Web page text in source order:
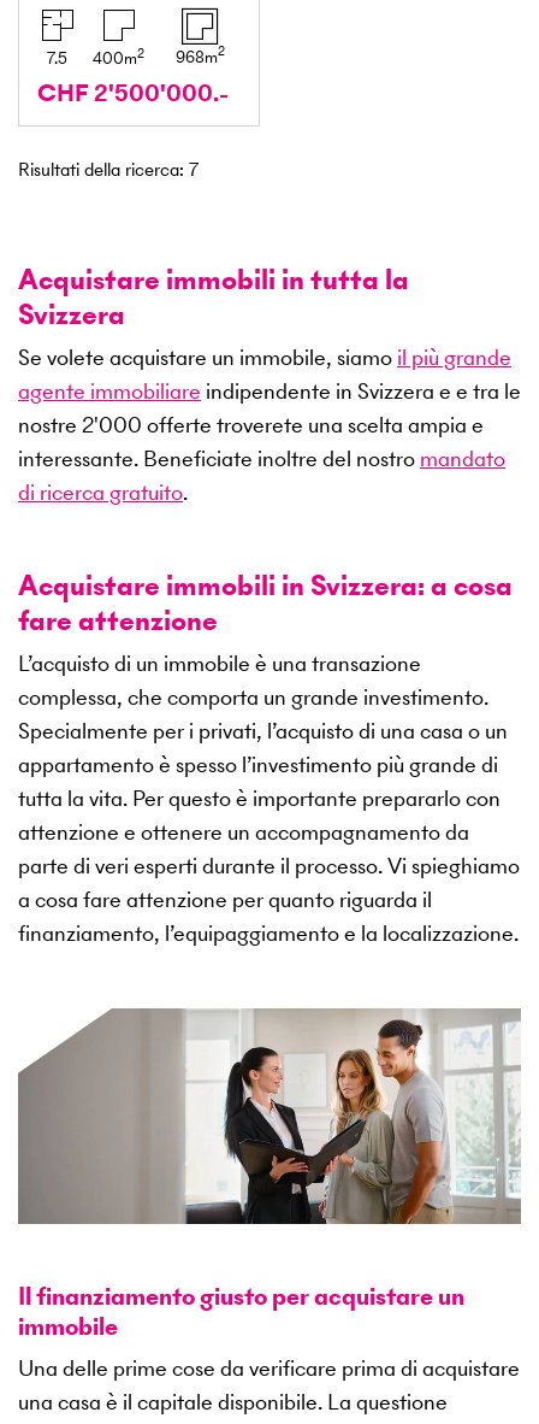
7.5 400m2 968m2
CHF 2'500'000.-
Risultati della ricerca: 7
Acquistare immobili in tutta la
Svizzera
Se volete acquistare un immobile, siamo il più grande
agente immobiliare indipendente in Svizzera e e tra le
nostre 2'000 offerte troverete una scelta ampia e
interessante. Beneficiate inoltre del nostro mandato
di ricerca gratuito.
Acquistare immobili in Svizzera: a cosa
fare attenzione
L’acquisto di un immobile è una transazione
complessa, che comporta un grande investimento.
Specialmente per i privati, l’acquisto di una casa o un
appartamento è spesso l’investimento più grande di
tutta la vita. Per questo è importante prepararlo con
attenzione e ottenere un accompagnamento da
parte di veri esperti durante il processo. Vi spieghiamo
a cosa fare attenzione per quanto riguarda il
finanziamento, l’equipaggiamento e la localizzazione.
Il finanziamento giusto per acquistare un
immobile
Una delle prime cose da verificare prima di acquistare
una casa è il capitale disponibile. La questione